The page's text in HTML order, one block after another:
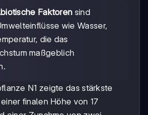
Faktoren sind
wie Wasser,
die das
maßgeblich
N1 zeigte das stärkste
finalen Höhe von 17